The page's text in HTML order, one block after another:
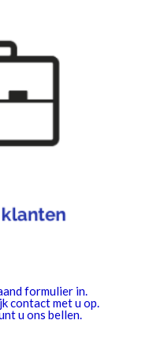
formulier in.
contact met u op.
u ons bellen.